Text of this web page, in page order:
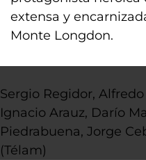
extensa y
Monte Longdon.
Sergio Regidor,
Ignacio Arauz, Darío
Piedrabuena, Jorge
(Télam)